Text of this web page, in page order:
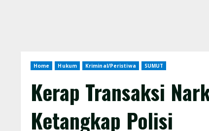
Home Hukum Kriminal/Peristiwa SUMUT
Kerap Transaksi
Ketangkap Polisi